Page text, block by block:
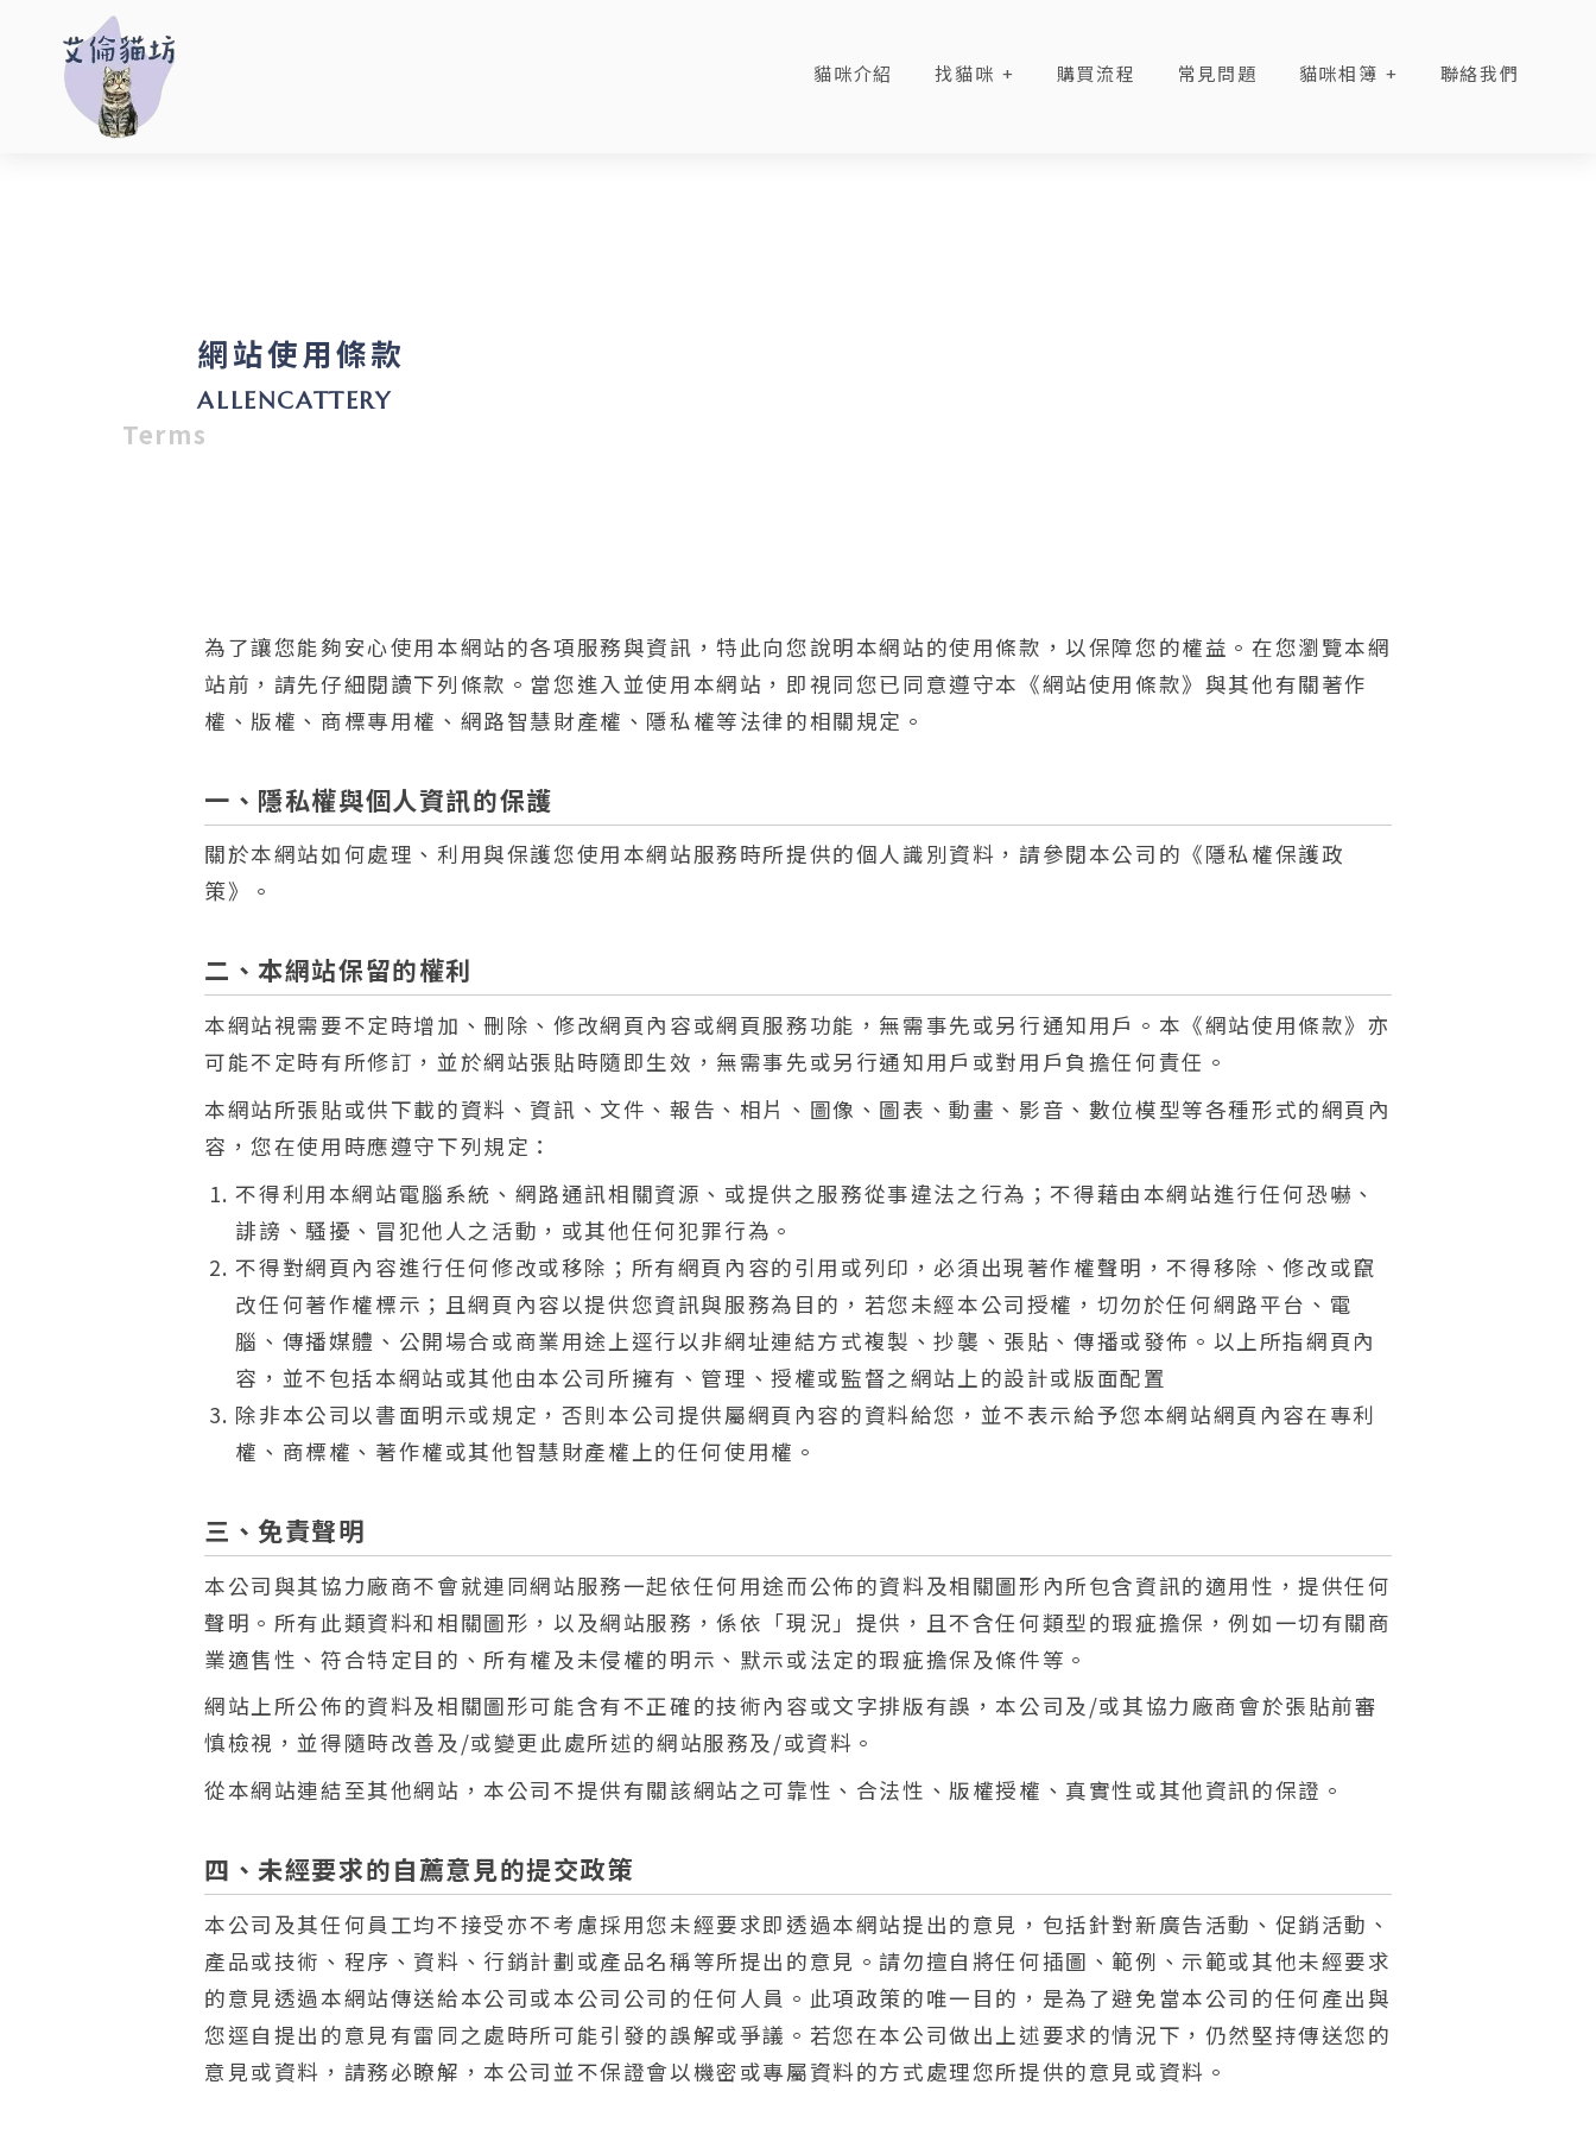
貓咪介紹 找貓咪 購買流程 常見問題 貓咪相簿 聯絡我們
網站使用條款
Terms
為了讓您能夠安心使用本網站的各項服務與資訊，特此向您說明本網站的使用條款，以保障您的權益。在您瀏覽本網
站前，請先仔細閱讀下列條款。當您進入並使用本網站，即視同您已同意遵守本《網站使用條款》與其他有關著作
權、版權、商標專用權、網路智慧財產權、隱私權等法律的相關規定。
一、隱私權與個人資訊的保護
關於本網站如何處理、利用與保護您使用本網站服務時所提供的個人識別資料，請參閱本公司的《隱私權保護政
策》。
二、本網站保留的權利
本網站視需要不定時增加、刪除、修改網頁內容或網頁服務功能，無需事先或另行通知用戶。本《網站使用條款》亦
可能不定時有所修訂，並於網站張貼時隨即生效，無需事先或另行通知用戶或對用戶負擔任何責任。
本網站所張貼或供下載的資料、資訊、文件、報告、相片、圖像、圖表、動畫、影音、數位模型等各種形式的網頁內
容，您在使用時應遵守下列規定：
不得利用本網站電腦系統、網路通訊相關資源、或提供之服務從事違法之行為；不得藉由本網站進行任何恐嚇、
誹謗、騷擾、冒犯他人之活動，或其他任何犯罪行為。
不得對網頁內容進行任何修改或移除；所有網頁內容的引用或列印，必須出現著作權聲明，不得移除、修改或竄
改任何著作權標示；且網頁內容以提供您資訊與服務為目的，若您未經本公司授權，切勿於任何網路平台、電
腦、傳播媒體、公開場合或商業用途上逕行以非網址連結方式複製、抄襲、張貼、傳播或發佈。以上所指網頁內
容，並不包括本網站或其他由本公司所擁有、管理、授權或監督之網站上的設計或版面配置
除非本公司以書面明示或規定，否則本公司提供屬網頁內容的資料給您，並不表示給予您本網站網頁內容在專利
權、商標權、著作權或其他智慧財產權上的任何使用權。
三、免責聲明
本公司與其協力廠商不會就連同網站服務一起依任何用途而公佈的資料及相關圖形內所包含資訊的適用性，提供任何
聲明。所有此類資料和相關圖形，以及網站服務，係依「現況」提供，且不含任何類型的瑕疵擔保，例如一切有關商
業適售性、符合特定目的、所有權及未侵權的明示、默示或法定的瑕疵擔保及條件等。
網站上所公佈的資料及相關圖形可能含有不正確的技術內容或文字排版有誤，本公司及/或其協力廠商會於張貼前審
慎檢視，並得隨時改善及/或變更此處所述的網站服務及/或資料。
從本網站連結至其他網站，本公司不提供有關該網站之可靠性、合法性、版權授權、真實性或其他資訊的保證。
四、未經要求的自薦意見的提交政策
本公司及其任何員工均不接受亦不考慮採用您未經要求即透過本網站提出的意見，包括針對新廣告活動、促銷活動、
產品或技術、程序、資料、行銷計劃或產品名稱等所提出的意見。請勿擅自將任何插圖、範例、示範或其他未經要求
的意見透過本網站傳送給本公司或本公司公司的任何人員。此項政策的唯一目的，是為了避免當本公司的任何產出與
您逕自提出的意見有雷同之處時所可能引發的誤解或爭議。若您在本公司做出上述要求的情況下，仍然堅持傳送您的
意見或資料，請務必瞭解，本公司並不保證會以機密或專屬資料的方式處理您所提供的意見或資料。